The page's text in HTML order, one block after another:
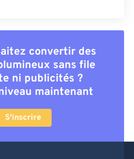
convertir des
sans file
ni publicités ?
maintenant
S'inscrire